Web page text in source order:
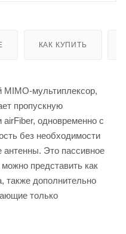
КАК КУПИТЬ
MIMO-мультиплексор,
пропускную
одновременно с
без необходимости
антенны. Это пассивное
представить как
также дополнительно
только